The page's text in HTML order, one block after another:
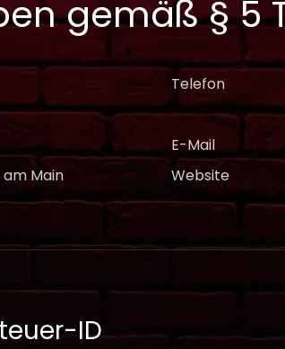
gemäß § 5
Main
Telefon
E-Mail
Website
ID